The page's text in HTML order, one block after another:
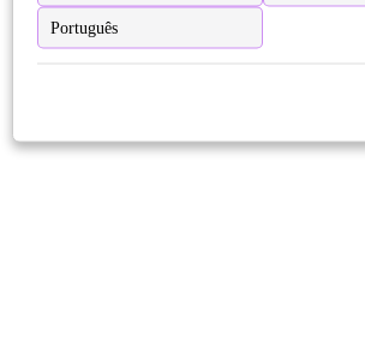
Português